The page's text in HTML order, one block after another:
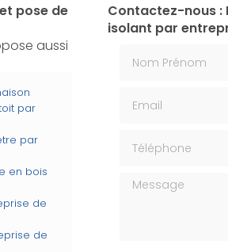
pose de
aussi
par
par
en bois
de
de
Contactez-nous :
isolant par
Message